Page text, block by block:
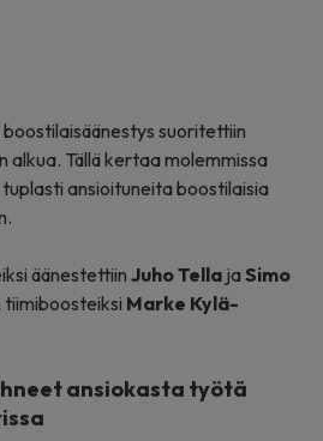
suoritettiin
alkua. Tällä kertaa molemmissa
ansioituneita boostilaisia
äänestettiin Juho Tella jaSimo
tiimiboosteiksi Marke Kylä-
ansiokasta työtä